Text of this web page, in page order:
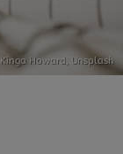
Kinga Howard Unsplash